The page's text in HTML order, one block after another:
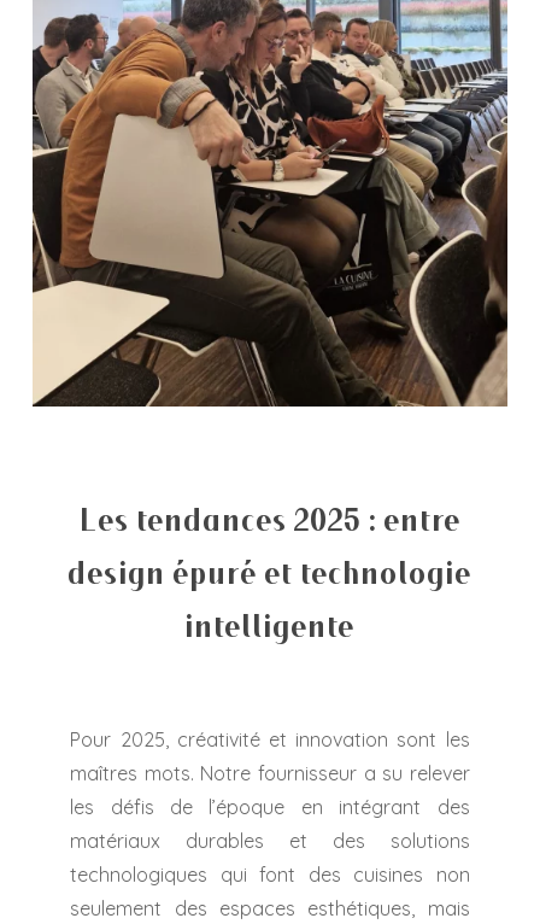
Les tendances 2025 : entre
design épuré et technologie
intelligente
Pour 2025, créativité et innovation sont les
maîtres mots. Notre fournisseur a su relever
les défis de l’époque en intégrant des
matériaux durables et des solutions
technologiques qui font des cuisines non
seulement des espaces esthétiques, mais